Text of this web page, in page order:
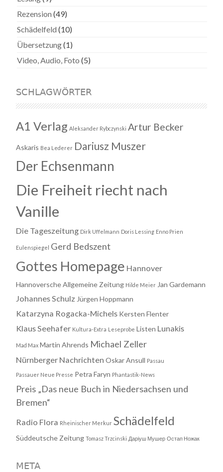
Rezension (49)
Schädelfeld (10)
Übersetzung(1)
Video, Audio, Foto (5)
SCHLAGWÖRTER
A1 Verlag Aleksander Rybczynski Artur Becker
Askaris Bea Lederer Dariusz Muszer
Der Echsenmann
Die Freiheit riecht nach
Vanille
Die Tageszeitung Dirk Uffelmann Doris Lessing Enno Prien
Eulenspiegel Gerd Bedszent
Gottes Homepage Hannover
Hannoversche Allgemeine Zeitung Hilde Meier Jan Gardemann
Johannes Schulz Jürgen Hoppmann
Katarzyna Rogacka-Michels Kersten Flenter
Klaus Seehafer Kultura-Extra Leseprobe Listen Lunakis
Mad Max Martin Ahrends Michael Zeller
Nürnberger Nachrichten Oskar Ansull Passau
Passauer Neue Presse Petra Faryn Phantastik-News
Preis „Das neue Buch in Niedersachsen und
Bremen“
Radio Flora Rheinischer Merkur Schädelfeld
Süddeutsche Zeitung Tomasz Trzcinski Даріуш Мушер Остап Ножак
META